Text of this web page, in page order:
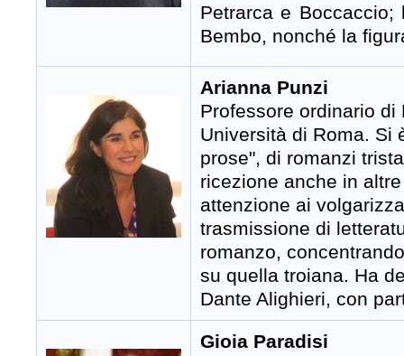
Petrarca e
Bembo, nonché la
Arianna Punzi
Professore ordinario
Università di Roma. Si
prose", di romanzi
ricezione anche in
attenzione ai
trasmissione di
romanzo,
su quella troiana. Ha
Dante Alighieri, con
Gioia Paradisi